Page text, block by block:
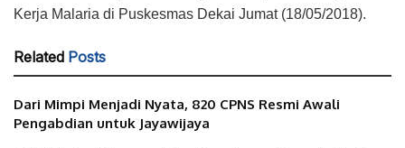
Kerja Malaria di Puskesmas Dekai Jumat (18/05/2018).
Related Posts
Dari Mimpi Menjadi Nyata, 820 CPNS Resmi Awali
Pengabdian untuk Jayawijaya